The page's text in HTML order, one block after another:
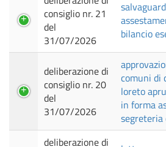
consiglio nr. 21
del
31/07/2026
bilancio
deliberazione di
consiglio nr. 20
del
31/07/2026
comuni di
loreto
in forma
segreteria
deliberazione di